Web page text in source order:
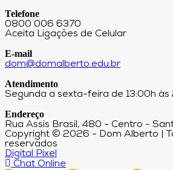
Telefone
0800 006 6370
Aceita Ligações de Celular
E-mail
dom@domalberto.edu.br
Atendimento
Segunda a sexta-feira de 13:00h às
Endereço
Rua Assis Brasil, 480 - Centro -
Copyright © 2026 - Dom Alberto |
reservados
Digital Pixel
Chat Online